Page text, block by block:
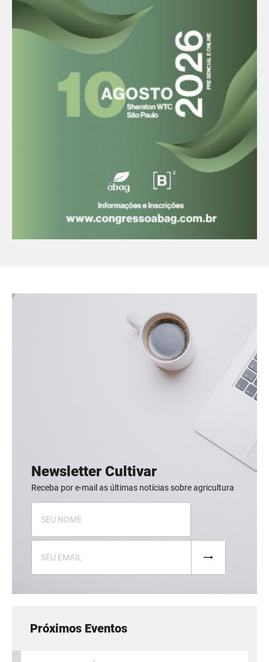
Newsletter Cultivar
Receba por e-mail as últimas notícias sobre agricultura
Próximos Eventos